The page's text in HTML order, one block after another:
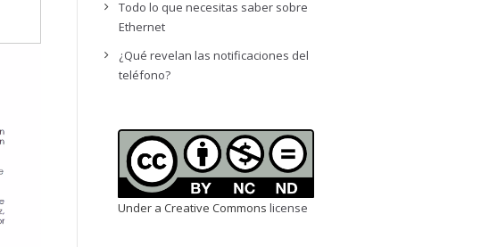
Todo lo que necesitas saber sobre
Ethernet
¿Qué revelan las notificaciones del
teléfono?
Under a Creative Commons license